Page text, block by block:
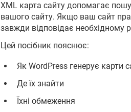
XML карта сайту допомагає
вашого сайту. Якщо ваш сайт
завжди відповідає необхідному
Цей посібник пояснює:
Як WordPress генерує карти
Де їх знайти
Їхні обмеження